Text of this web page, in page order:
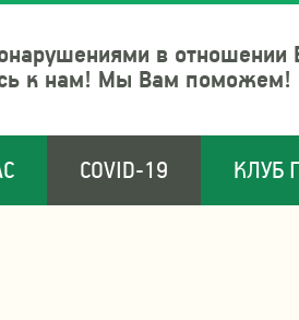
в отношении
к нам! Мы Вам поможем!
COVID-19 КЛУБ